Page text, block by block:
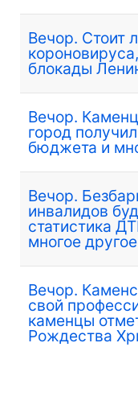
Вечор. Стоит
блокады
Вечор.
город
бюджета и
Вечор.
инвалидов
статистика
многое другое
Вечор.
свой
каменцы
Рождества